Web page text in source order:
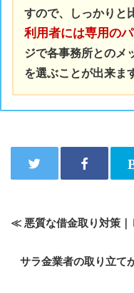
すので、しっかりと
利用者には専用の
ジで各事務所とのメ
を選ぶことが出来ま
≪ 悪質な借金取り対策｜
サラ金業者の取り立て